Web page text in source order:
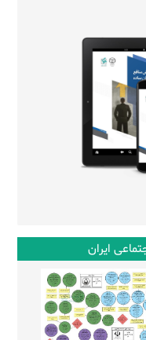
ایران